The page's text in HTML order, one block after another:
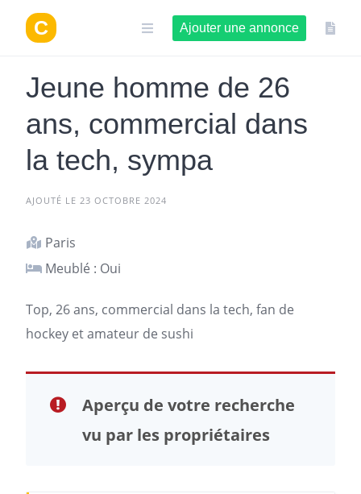
contenu
Ajouter une annonce
Jeune homme de 26
ans, commercial dans
la tech, sympa
AJOUTÉ LE 23 OCTOBRE 2024
Paris
Meublé : Oui
Top, 26 ans, commercial dans la tech, fan de
hockey et amateur de sushi
Aperçu de votre recherche
vu par les propriétaires